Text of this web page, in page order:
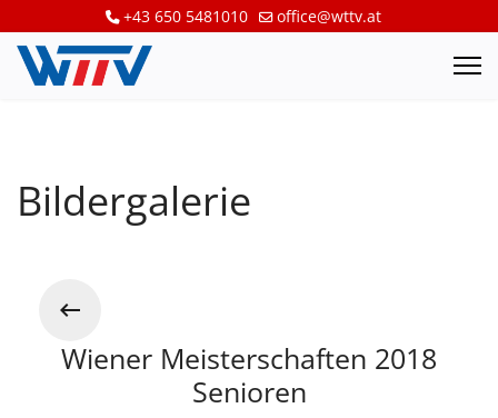
+43 650 5481010 office@wttv.at
Bildergalerie
Wiener Meisterschaften 2018
Senioren